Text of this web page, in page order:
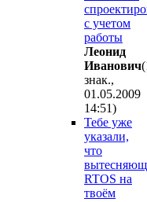
с учетом
работы
Лeoнид
Ивaнoвич
знак.,
01.05.2009
14:51)
Тебе уже
указали,
что
RTOS на
твоём